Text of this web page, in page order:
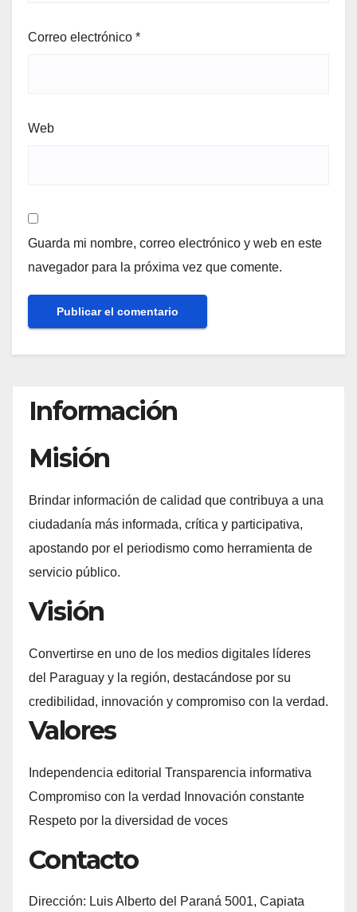
Correo electrónico *
Web
Guarda mi nombre, correo electrónico y web en este
navegador para la próxima vez que comente.
Información
Misión
Brindar información de calidad que contribuya a una
ciudadanía más informada, crítica y participativa,
apostando por el periodismo como herramienta de
servicio público.
Visión
Convertirse en uno de los medios digitales líderes
del Paraguay y la región, destacándose por su
credibilidad, innovación y compromiso con la verdad.
Valores
Independencia editorial Transparencia informativa
Compromiso con la verdad Innovación constante
Respeto por la diversidad de voces
Contacto
Dirección: Luis Alberto del Paraná 5001, Capiata